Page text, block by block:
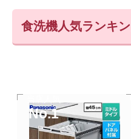
食洗機人気ランキ
No.1